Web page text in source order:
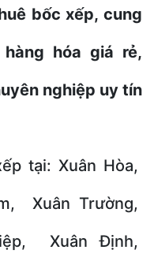
bốc xếp, cung
hóa giá rẻ,
nghiệp uy tín
tại: Xuân Hòa,
Xuân Trường,
Xuân Định,